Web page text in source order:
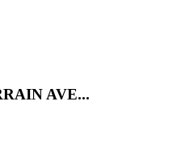
AVE...